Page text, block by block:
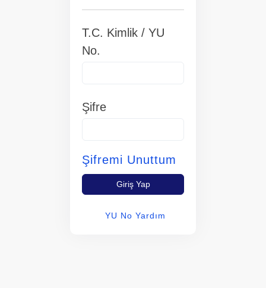
T.C. Kimlik / YU
No.
Şifre
Şifremi Unuttum
Giriş Yap
YU No Yardım